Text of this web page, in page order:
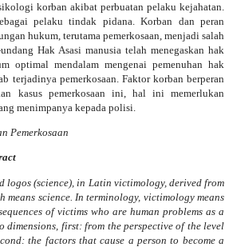
korban akibat perbuatan pelaku kejahatan.
pelaku tindak pidana. Korban dan peran
hukum, terutama pemerkosaan, menjadi salah
Hak Asasi manusia telah menegaskan hak
optimal mendalam mengenai pemenuhan hak
terjadinya pemerkosaan. Faktor korban berperan
kasus pemerkosaan ini, hal ini memerlukan
menimpanya kepada polisi.
Pemerkosaan
logos (science), in Latin victimology, derived from
science. In terminology, victimology means
of victims who are human problems as a
first: from the perspective of the level
the factors that cause a person to become a